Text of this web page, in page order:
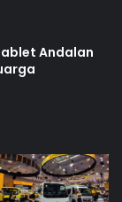
Andalan